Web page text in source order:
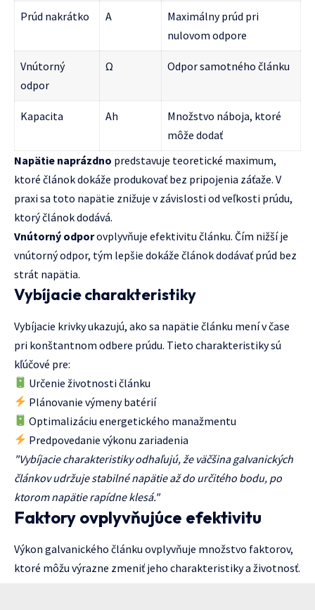
Prúd nakrátko A
Maximálny prúd pri
nulovom odpore
Vnútorný
odpor
Ω Odpor samotného článku
Kapacita Ah
Množstvo náboja, ktoré
môže dodať
Napätie naprázdno predstavuje teoretické maximum,
ktoré článok dokáže produkovať bez pripojenia záťaže. V
praxi sa toto napätie znižuje v závislosti od veľkosti prúdu,
ktorý článok dodává.
Vnútorný odporovplyvňuje efektivitu článku. Čím nižší je
vnútorný odpor, tým lepšie dokáže článok dodávať prúd bez
strát napätia.
Vybíjacie charakteristiky
Vybíjacie krivky ukazujú, ako sa napätie článku mení v čase
pri konštantnom odbere prúdu. Tieto charakteristiky sú
kľúčové pre:
Určenie životnosti článku
Plánovanie výmeny batérií
Optimalizáciu energetického manažmentu
Predpovedanie výkonu zariadenia
"Vybíjacie charakteristiky odhaľujú, že väčšina galvanických
článkov udržuje stabilné napätie až do určitého bodu, po
ktorom napätie rapídne klesá."
Faktory ovplyvňujúce efektivitu
Výkon galvanického článku ovplyvňuje množstvo faktorov,
ktoré môžu výrazne zmeniť jeho charakteristiky a životnosť.